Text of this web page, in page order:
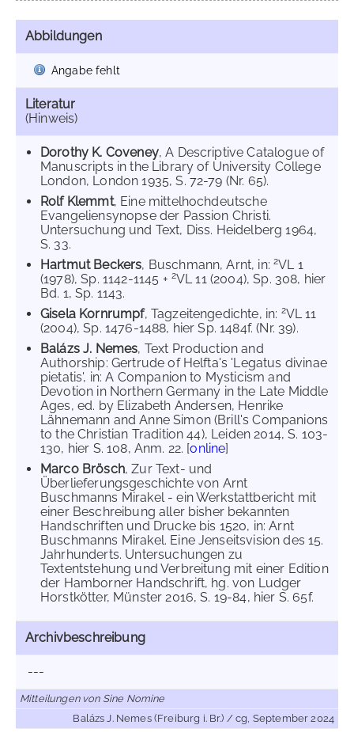
Abbildungen
Angabe fehlt
Literatur
(Hinweis)
Dorothy K. Coveney, A Descriptive Catalogue of
Manuscripts in the Library of University College
London, London 1935, S. 72-79 (Nr. 65).
Rolf Klemmt, Eine mittelhochdeutsche
Evangeliensynopse der Passion Christi.
Untersuchung und Text, Diss. Heidelberg 1964,
S. 33.
Hartmut Beckers, Buschmann, Arnt, in:2VL 1
(1978), Sp. 1142-1145 + 2VL 11 (2004), Sp. 308, hier
Bd. 1, Sp. 1143.
Gisela Kornrumpf, Tagzeitengedichte, in: 2VL 11
(2004), Sp. 1476-1488, hier Sp. 1484f. (Nr. 39).
Balázs J. Nemes, Text Production and
Authorship: Gertrude of Helfta's 'Legatus divinae
pietatis', in: A Companion to Mysticism and
Devotion in Northern Germany in the Late Middle
Ages, ed. by Elizabeth Andersen, Henrike
Lähnemann and Anne Simon (Brill's Companions
to the Christian Tradition 44), Leiden 2014, S. 103-
130, hier S. 108, Anm. 22. [online]
Marco Brösch, Zur Text- und
Überlieferungsgeschichte von Arnt
Buschmanns Mirakel - ein Werkstattbericht mit
einer Beschreibung aller bisher bekannten
Handschriften und Drucke bis 1520, in: Arnt
Buschmanns Mirakel. Eine Jenseitsvision des 15.
Jahrhunderts. Untersuchungen zu
Textentstehung und Verbreitung mit einer Edition
der Hamborner Handschrift, hg. von Ludger
Horstkötter, Münster 2016, S. 19-84, hier S. 65f.
Archivbeschreibung
---
Mitteilungen von Sine Nomine
Balázs J. Nemes (Freiburg i. Br.) / cg, September 2024